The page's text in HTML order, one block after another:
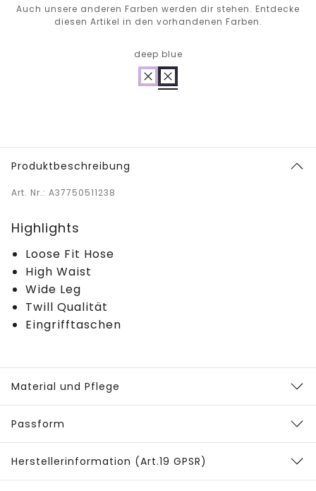
Auch unsere anderen Farben werden dir stehen. Entdecke
diesen Artikel in den vorhandenen Farben.
deep blue
Produktbeschreibung
Art. Nr.: A37750511238
Highlights
Loose Fit Hose
High Waist
Wide Leg
Twill Qualität
Eingrifftaschen
Material und Pflege
Passform
Herstellerinformation (Art.19 GPSR)